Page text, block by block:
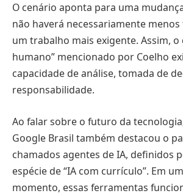
O cenário aponta para uma
não haverá necessariamente
um trabalho mais exigente. Assim, o
humano” mencionado por Coelho
capacidade de análise, tomada de
responsabilidade.
Ao falar sobre o futuro da
Google Brasil também destacou o
chamados agentes de IA, definidos
espécie de “IA com currículo”. Em
momento, essas ferramentas